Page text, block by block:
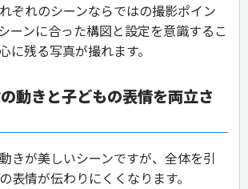
ぞれのシーンならではの撮影ポイン
ーンに合った構図と設定を意識するこ
に残る写真が撮れます。
の動きと子どもの表情を両立さ
きが美しいシーンですが、全体を引
表情が伝わりにくくなります。